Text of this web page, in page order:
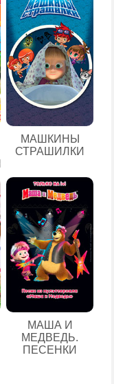
МАШКИНЫ
СТРАШИЛКИ
МАША И
МЕДВЕДЬ.
ПЕСЕНКИ